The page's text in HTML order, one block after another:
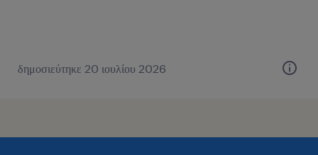
δημοσιεύτηκε 20 ιουλίου 2026